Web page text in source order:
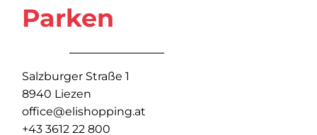
Parken
Salzburger Straße 1
8940 Liezen
office@elishopping.at
+43 3612 22 800